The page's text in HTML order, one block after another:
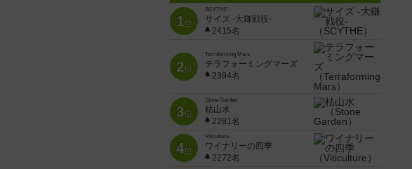
1位
SCYTHE
サイズ -大鎌戦役-
2415名
2位
Terraforming Mars
テラフォーミングマーズ
2394名
3位
Stone Garden
枯山水
2281名
4位
Viticulture
ワイナリーの四季
2272名